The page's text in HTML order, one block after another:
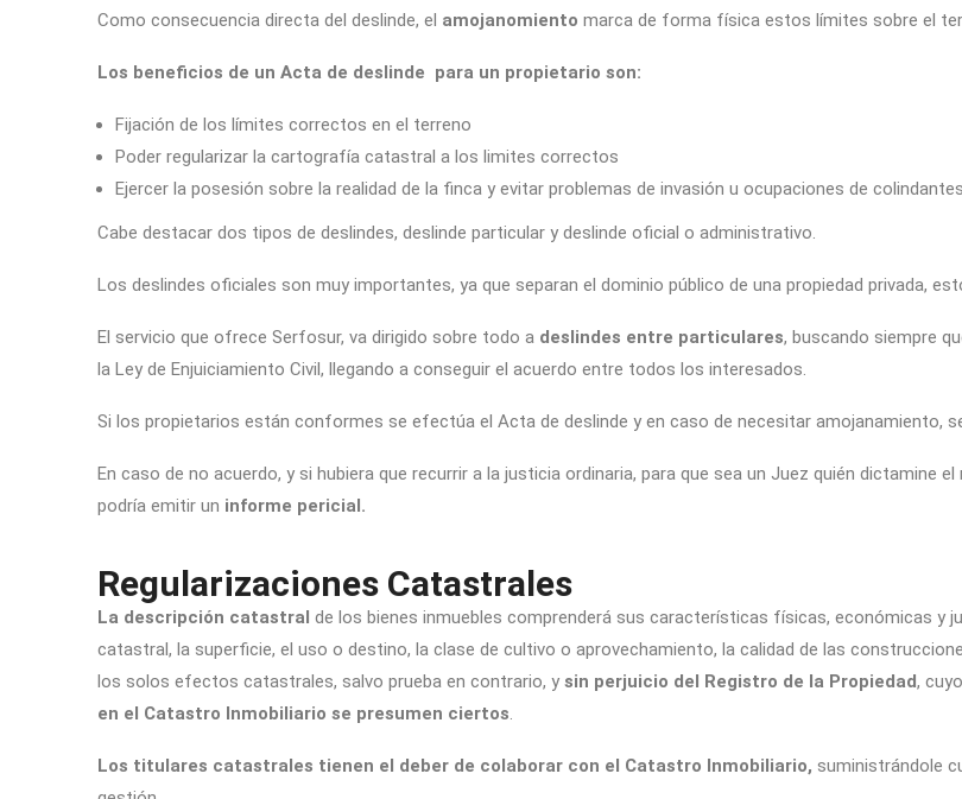
Como consecuencia directa del deslinde, el amojanomiento marca de forma física estos límites sobre el
Los beneficios de un Acta de deslinde para un propietario son:
Fijación de los límites correctos en el terreno
Poder regularizar la cartografía catastral a los limites correctos
Ejercer la posesión sobre la realidad de la finca y evitar problemas de invasión u ocupaciones de
Cabe destacar dos tipos de deslindes, deslinde particular y deslinde oficial o administrativo.
Los deslindes oficiales son muy importantes, ya que separan el dominio público de una propiedad privada,
El servicio que ofrece Serfosur, va dirigido sobre todo a deslindes entre particulares, buscando siempre
la Ley de Enjuiciamiento Civil, llegando a conseguir el acuerdo entre todos los interesados.
Si los propietarios están conformes se efectúa el Acta de deslinde y en caso de necesitar amojanamiento,
En caso de no acuerdo, y si hubiera que recurrir a la justicia ordinaria, para que sea un Juez quién dictamine
podría emitir un informe pericial.
Regularizaciones Catastrales
La descripción catastral de los bienes inmuebles comprenderá sus características físicas, económicas y
catastral, la superficie, el uso o destino, la clase de cultivo o aprovechamiento, la calidad de las
los solos efectos catastrales, salvo prueba en contrario, y sin perjuicio del Registro de la Propiedad,
en el Catastro Inmobiliario se presumen ciertos.
Los titulares catastrales tienen el deber de colaborar con el Catastro Inmobiliario, suministrándole